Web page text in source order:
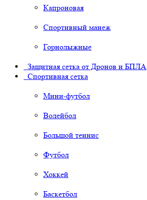
Капроновая
Спортивный манеж
Горнолыжные
Защитная сетка от Дронов и БПЛА
Спортивная сетка
Мини-футбол
Волейбол
Большой теннис
Футбол
Хоккей
Баскетбол